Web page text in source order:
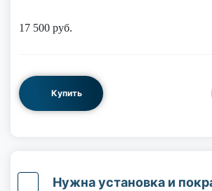
17 500 руб.
Купить
Нужна установка и